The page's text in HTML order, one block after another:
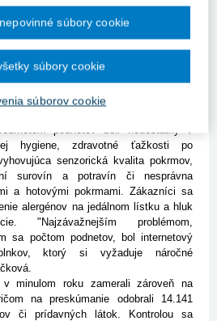
aj nevhodné odstraňovanie odpadov a
s organickým odpadom," uviedla
referátu ÚVZ SR.
zároveň v roku 2017 prijali
o 50 viac ako v roku 2016. Z
neopodstatnených, 36 percent
nebolo možné dokázať ich
podnetov boli nedostatky v
hygiene, zdravotné ťažkosti po
senzorická kvalita pokrmov,
surovín a potravín či nesprávna
a hotovými pokrmami. Zákazníci sa
alergénov na jedálnom lístku a hluk
"Najzávažnejším problémom,
sa počtom podnetov, bol internetový
ktorý si vyžaduje náročné
roku zamerali zároveň na
na preskúmanie odobrali 14.141
či prídavných látok. Kontrolou sa
súborov cookie
súbory cookie
súbory cookie